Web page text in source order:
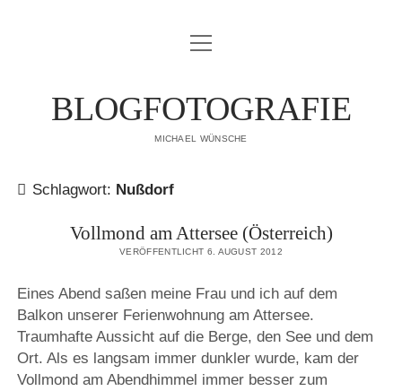
IMPRESSUM
Menü
öffnen
BLOGFOTOGRAFIE
MICHAEL WÜNSCHE
Schlagwort: Nußdorf
Vollmond am Attersee (Österreich)
VERÖFFENTLICHT 6. AUGUST 2012
Eines Abend saßen meine Frau und ich auf dem
Balkon unserer Ferienwohnung am Attersee.
Traumhafte Aussicht auf die Berge, den See und dem
Ort. Als es langsam immer dunkler wurde, kam der
Vollmond am Abendhimmel immer besser zum